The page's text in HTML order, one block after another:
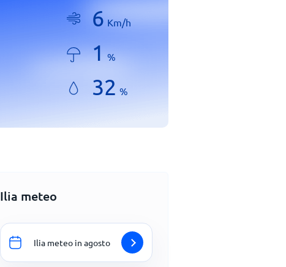
6 Km/h
1 %
32 %
Ilia meteo
Ilia meteo in agosto